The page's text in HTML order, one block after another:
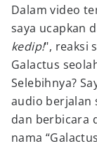
Dalam video
saya ucapkan
kedip!", reaksi
Galactus
Selebihnya?
audio berjalan
dan berbicara
nama